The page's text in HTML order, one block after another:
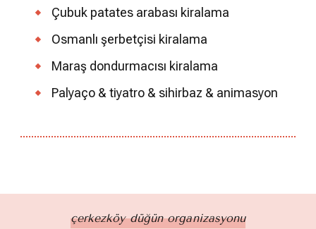
Çubuk patates arabası kiralama
Osmanlı şerbetçisi kiralama
Maraş dondurmacısı kiralama
Palyaço & tiyatro & sihirbaz & animasyon
çerkezköy düğün organizasyonu